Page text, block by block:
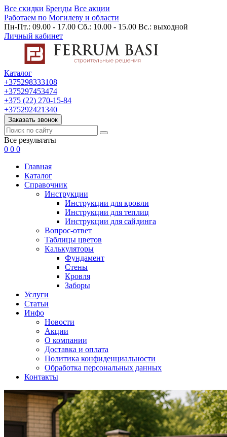
Все скидки Бренды Все акции
Работаем по Могилеву и области
Пн-Пт.: 09.00 - 17.00 Сб.: 10.00 - 15.00 Вс.: выходной
Личный кабинет
Каталог
+375298333108
+375297453474
+375 (22) 270-15-84
+375292421340
Заказать звонок
Все результаты
0 0 0
Главная
Каталог
Cправочник
Инструкции
Инструкции для кровли
Инструкции для теплиц
Инструкции для сайдинга
Вопрос-ответ
Таблицы цветов
Калькуляторы
Фундамент
Стены
Кровля
Заборы
Услуги
Статьи
Инфо
Новости
Акции
О компании
Доставка и оплата
Политика конфиденциальности
Обработка персональных данных
Контакты